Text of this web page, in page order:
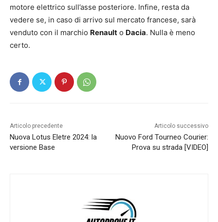
motore elettrico sull’asse posteriore. Infine, resta da
vedere se, in caso di arrivo sul mercato francese, sarà
venduto con il marchio Renault o Dacia. Nulla è meno
certo.
Articolo precedente
Nuova Lotus Eletre 2024: la
versione Base
Articolo successivo
Nuovo Ford Tourneo Courier:
Prova su strada [VIDEO]